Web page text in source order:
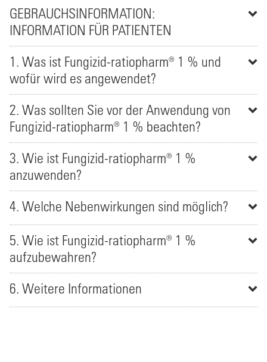
GEBRAUCHSINFORMATION:
INFORMATION FÜR PATIENTEN
1. Was ist Fungizid-ratiopharm® 1 % und
wofür wird es angewendet?
2. Was sollten Sie vor der Anwendung von
Fungizid-ratiopharm® 1 % beachten?
3. Wie ist Fungizid-ratiopharm® 1 %
anzuwenden?
4. Welche Nebenwirkungen sind möglich?
5. Wie ist Fungizid-ratiopharm® 1 %
aufzubewahren?
6. Weitere Informationen